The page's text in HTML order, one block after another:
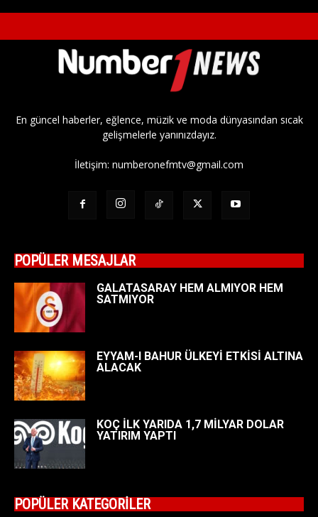
En güncel haberler, eğlence, müzik ve moda dünyasından sıcak
gelişmelerle yanınızdayız.
İletişim: numberonefmtv@gmail.com
POPÜLER MESAJLAR
GALATASARAY HEM ALMIYOR HEM
SATMIYOR
EYYAM-I BAHUR ÜLKEYİ ETKİSİ ALTINA
ALACAK
KOÇ İLK YARIDA 1,7 MİLYAR DOLAR
YATIRIM YAPTI
POPÜLER KATEGORİLER